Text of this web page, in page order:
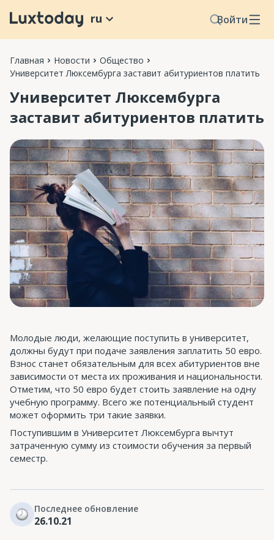
Войти
ru
Главная Новости
Общество
Университет Люксембурга заставит абитуриентов платить
Университет Люксембурга
заставит абитуриентов платить
Молодые люди, желающие поступить в университет,
должны будут при подаче заявления заплатить 50 евро.
Взнос станет обязательным для всех абитуриентов вне
зависимости от места их проживания и национальности.
Отметим, что 50 евро будет стоить заявление на одну
учебную программу. Всего же потенциальный студент
может оформить три такие заявки.
Поступившим в Университет Люксембурга вычтут
затраченную сумму из стоимости обучения за первый
семестр.
Последнее обновление
26.10.21